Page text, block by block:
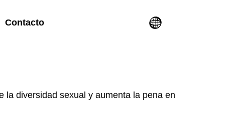
Contacto
la diversidad sexual y aumenta la pena en